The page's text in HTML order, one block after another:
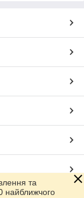
та
найближчого